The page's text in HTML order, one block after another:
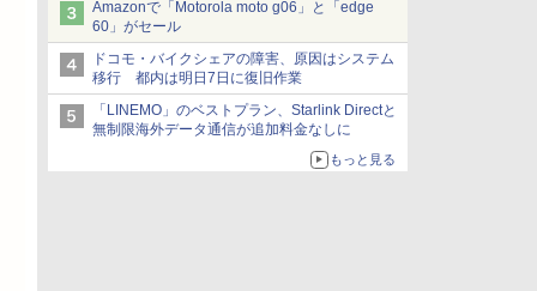
Amazonで「Motorola moto g06」と「edge
60」がセール
ドコモ・バイクシェアの障害、原因はシステム
移行 都内は明日7日に復旧作業
「LINEMO」のベストプラン、Starlink Directと
無制限海外データ通信が追加料金なしに
もっと見る